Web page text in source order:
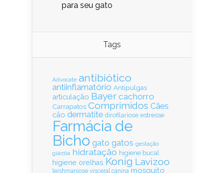
para seu gato
Tags
Advocate antibiótico
antiinflamatório Antipulgas
articulação Bayer cachorro
Carrapatos Comprimidos Cães
cão dermatite dirofilariose estresse
Farmácia de
Bicho gato gatos gestação
giárdia hidratação higiene bucal
higiene orelhas Konig Lavizoo
leishmaniose visceral canina mosquito